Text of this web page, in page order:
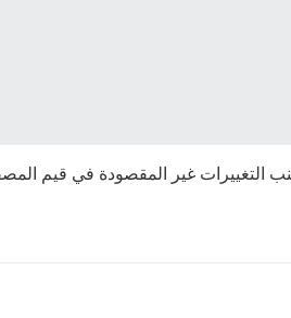
التغييرات غير المقصودة في قيم